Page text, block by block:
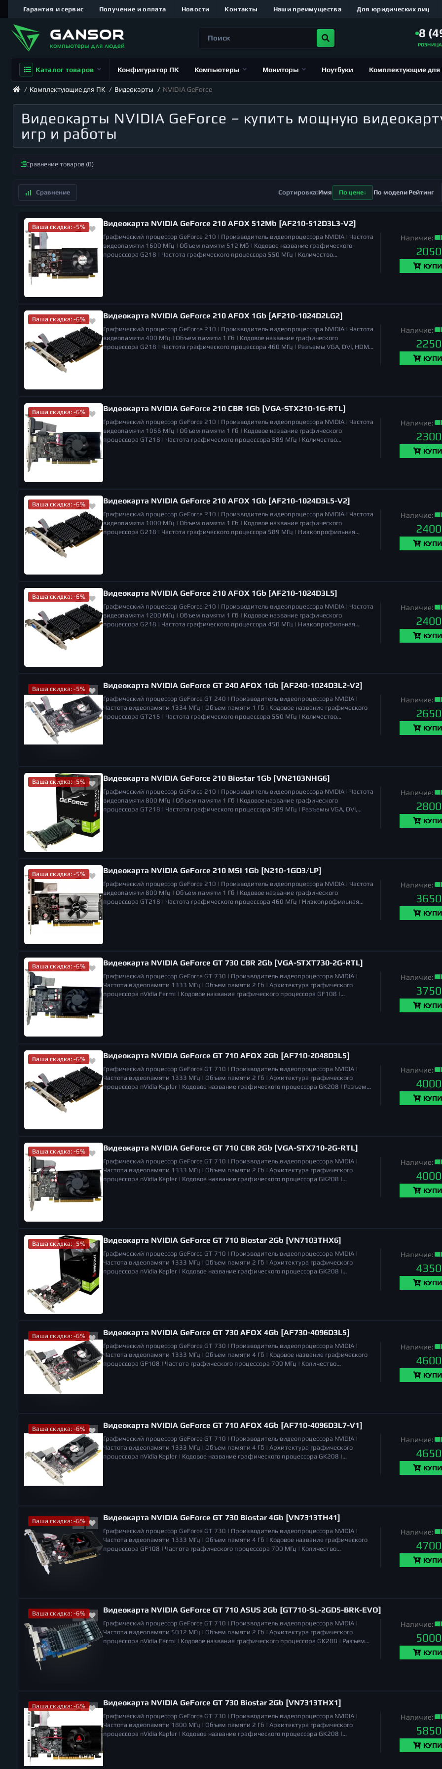
Гарантия и сервис Получение и оплата Новости Контакты Наши преимущества Для юридических лиц
8
РОЗНИЦА
Каталог товаров Конфигуратор ПК Компьютеры Мониторы Ноутбуки Комплектующие для
Комплектующие для ПК Видеокарты NVIDIA GeForce
Видеокарты NVIDIA GeForce – купить мощную
игр и работы
Сравнение товаров (0)
Имя По цене По модели Рейтинг
Ваша скидка: -5% Видеокарта NVIDIA GeForce 210 AFOX 512Mb [AF210-512D3L3-V2]
Наличие:
Графический процессор GeForce 210 | Производитель видеопроцессора NVIDIA | Частота
видеопамяти 1600 МГц | Объем памяти 512 Мб | Кодовое название графического
процессора G218 | Частота графического процессора 550 МГц | Количество
Ваша скидка: -6% Видеокарта NVIDIA GeForce 210 AFOX 1Gb [AF210-1024D2LG2]
Наличие:
Графический процессор GeForce 210 | Производитель видеопроцессора NVIDIA | Частота
видеопамяти 400 МГц | Объем памяти 1 Гб | Кодовое название графического
процессора G218 | Частота графического процессора 460 МГц | Разъемы VGA, DVI, HDMI
Ваша скидка: -6% Видеокарта NVIDIA GeForce 210 CBR 1Gb [VGA-STX210-1G-RTL]
Наличие:
Графический процессор GeForce 210 | Производитель видеопроцессора NVIDIA | Частота
видеопамяти 1066 МГц | Объем памяти 1 Гб | Кодовое название графического
процессора GT218 | Частота графического процессора 589 МГц | Количество
Ваша скидка: -6% Видеокарта NVIDIA GeForce 210 AFOX 1Gb [AF210-1024D3L5-V2]
Наличие:
Графический процессор GeForce 210 | Производитель видеопроцессора NVIDIA | Частота
видеопамяти 1000 МГц | Объем памяти 1 Гб | Кодовое название графического
процессора G218 | Частота графического процессора 589 МГц | Низкопрофильная
Ваша скидка: -6% Видеокарта NVIDIA GeForce 210 AFOX 1Gb [AF210-1024D3L5]
Наличие:
Графический процессор GeForce 210 | Производитель видеопроцессора NVIDIA | Частота
видеопамяти 1200 МГц | Объем памяти 1 Гб | Кодовое название графического
процессора G218 | Частота графического процессора 450 МГц | Низкопрофильная
Ваша скидка: -5% Видеокарта NVIDIA GeForce GT 240 AFOX 1Gb [AF240-1024D3L2-V2]
Наличие:
Графический процессор GeForce GT 240 | Производитель видеопроцессора NVIDIA |
Частота видеопамяти 1334 МГц | Объем памяти 1 Гб | Кодовое название графического
процессора GT215 | Частота графического процессора 550 МГц | Количество
Ваша скидка: -5% Видеокарта NVIDIA GeForce 210 Biostar 1Gb [VN2103NHG6]
Наличие:
Графический процессор GeForce 210 | Производитель видеопроцессора NVIDIA | Частота
видеопамяти 800 МГц | Объем памяти 1 Гб | Кодовое название графического
процессора GT218 | Частота графического процессора 589 МГц | Разъемы VGA, DVI,
Ваша скидка: -5% Видеокарта NVIDIA GeForce 210 MSI 1Gb [N210-1GD3/LP]
Наличие:
Графический процессор GeForce 210 | Производитель видеопроцессора NVIDIA | Частота
видеопамяти 800 МГц | Объем памяти 1 Гб | Кодовое название графического
процессора GT218 | Частота графического процессора 460 МГц | Низкопрофильная
Ваша скидка: -6% Видеокарта NVIDIA GeForce GT 730 CBR 2Gb [VGA-STXT730-2G-RTL]
Наличие:
Графический процессор GeForce GT 730 | Производитель видеопроцессора NVIDIA |
Частота видеопамяти 1333 МГц | Объем памяти 2 Гб | Архитектура графического
процессора nVidia Fermi | Кодовое название графического процессора GF108 |
Ваша скидка: -6% Видеокарта NVIDIA GeForce GT 710 AFOX 2Gb [AF710-2048D3L5]
Наличие:
Графический процессор GeForce GT 710 | Производитель видеопроцессора NVIDIA |
Частота видеопамяти 1333 МГц | Объем памяти 2 Гб | Архитектура графического
процессора nVidia Kepler | Кодовое название графического процессора GK208 | Разъемы
Ваша скидка: -6% Видеокарта NVIDIA GeForce GT 710 CBR 2Gb [VGA-STX710-2G-RTL]
Наличие:
Графический процессор GeForce GT 710 | Производитель видеопроцессора NVIDIA |
Частота видеопамяти 1333 МГц | Объем памяти 2 Гб | Архитектура графического
процессора nVidia Kepler | Кодовое название графического процессора GK208 |
Ваша скидка: -5% Видеокарта NVIDIA GeForce GT 710 Biostar 2Gb [VN7103THX6]
Наличие:
Графический процессор GeForce GT 710 | Производитель видеопроцессора NVIDIA |
Частота видеопамяти 1333 МГц | Объем памяти 2 Гб | Архитектура графического
процессора nVidia Kepler | Кодовое название графического процессора GK208 |
Ваша скидка: -6% Видеокарта NVIDIA GeForce GT 730 AFOX 4Gb [AF730-4096D3L5]
Наличие:
Графический процессор GeForce GT 730 | Производитель видеопроцессора NVIDIA |
Частота видеопамяти 1333 МГц | Объем памяти 4 Гб | Кодовое название графического
процессора GF108 | Частота графического процессора 700 МГц | Количество
Ваша скидка: -6% Видеокарта NVIDIA GeForce GT 710 AFOX 4Gb [AF710-4096D3L7-V1]
Наличие:
Графический процессор GeForce GT 710 | Производитель видеопроцессора NVIDIA |
Частота видеопамяти 1333 МГц | Объем памяти 4 Гб | Архитектура графического
процессора nVidia Kepler | Кодовое название графического процессора GK208 |
Ваша скидка: -6% Видеокарта NVIDIA GeForce GT 730 Biostar 4Gb [VN7313TH41]
Наличие:
Графический процессор GeForce GT 730 | Производитель видеопроцессора NVIDIA |
Частота видеопамяти 1333 МГц | Объем памяти 4 Гб | Кодовое название графического
процессора GF108 | Частота графического процессора 700 МГц | Количество
Ваша скидка: -6% Видеокарта NVIDIA GeForce GT 710 ASUS 2Gb [GT710-SL-2GD5-BRK-EVO]
Наличие:
Графический процессор GeForce GT 710 | Производитель видеопроцессора NVIDIA |
Частота видеопамяти 5012 МГц | Объем памяти 2 Гб | Архитектура графического
процессора nVidia Fermi | Кодовое название графического процессора GK208 | Разъемы
Ваша скидка: -6% Видеокарта NVIDIA GeForce GT 730 Biostar 2Gb [VN7313THX1]
Наличие:
Графический процессор GeForce GT 730 | Производитель видеопроцессора NVIDIA |
Частота видеопамяти 1800 МГц | Объем памяти 2 Гб | Архитектура графического
процессора nVidia Kepler | Кодовое название графического процессора GK208 |